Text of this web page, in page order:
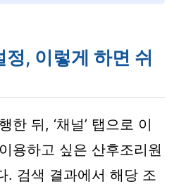
정, 이렇게 하면 쉬
한 뒤, ‘채널’ 탭으로 이
용하고 싶은 산후조리원
. 검색 결과에서 해당 조